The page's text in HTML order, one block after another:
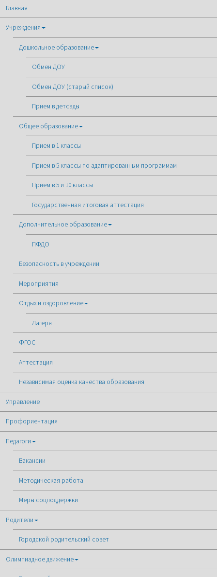
Главная
Учреждения
Дошкольное образование
Обмен ДОУ
Обмен ДОУ (старый список)
Прием в детсады
Общее образование
Прием в 1 классы
Прием в 5 классы по адаптированным программам
Прием в 5 и 10 классы
Государственная итоговая аттестация
Дополнительное образование
ПФДО
Безопасность в учреждении
Мероприятия
Отдых и оздоровление
Лагеря
ФГОС
Аттестация
Независимая оценка качества образования
Управление
Профориентация
Педагоги
Вакансии
Методическая работа
Меры соцподдержки
Родители
Городской родительский совет
Олимпиадное движение